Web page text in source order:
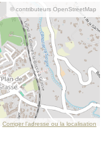
© contributeurs OpenStreetMap
Corriger l’adresse ou la localisation